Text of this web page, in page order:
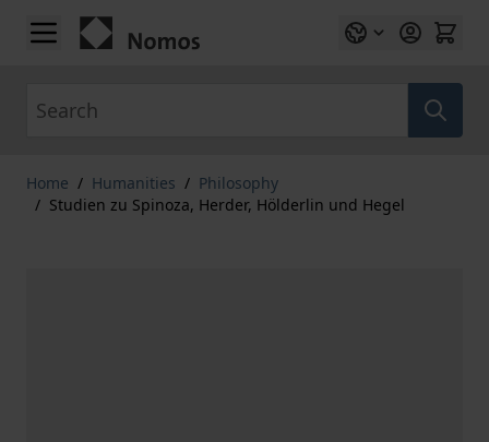
Skip to Content
Home / Humanities / Philosophy
/ Studien zu Spinoza, Herder, Hölderlin und Hegel